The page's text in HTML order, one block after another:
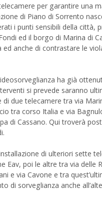
per garantire una
di Piano di Sorrento
i punti sensibili della città,
ed il borgo di Marina di
anche di contrastare le
ha già
si prevede saranno
due telecamere tra via
tra corso Italia e via
di Cassano. Qui troverà
di ulteriori sette
Eav, poi le altre tra via delle
e via Cavone e tra
di sorveglianza anche